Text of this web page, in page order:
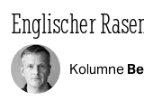
Englischer
Kolumne